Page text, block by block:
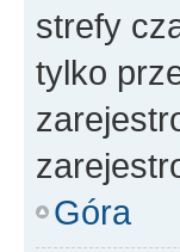
strefy
tylko
Góra